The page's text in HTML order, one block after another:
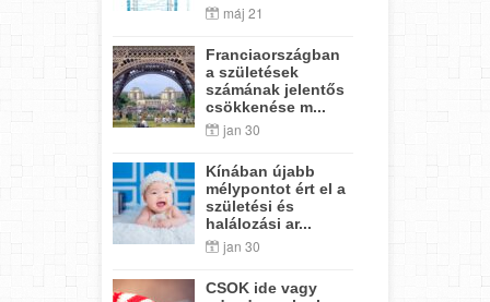
máj 21
Franciaországban
a születések
számának jelentős
csökkenése m...
jan 30
Kínában újabb
mélypontot ért el a
születési és
halálozási ar...
jan 30
CSOK ide vagy